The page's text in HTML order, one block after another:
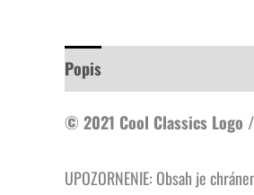
Popis
© 2021 Cool Classics Logo
UPOZORNENIE: Obsah je